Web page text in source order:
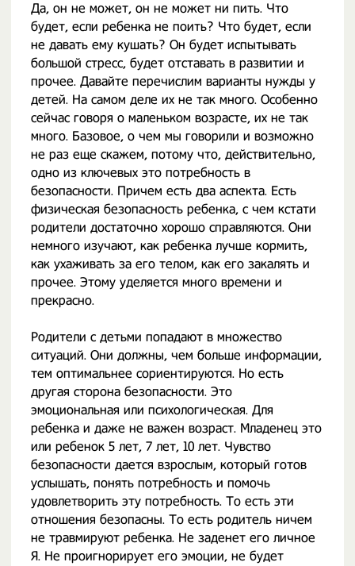
Да, он не может, он не может ни пить. Что
будет, если ребенка не поить? Что будет, если
не давать ему кушать? Он будет испытывать
большой стресс, будет отставать в развитии и
прочее. Давайте перечислим варианты нужды у
детей. На самом деле их не так много. Особенно
сейчас говоря о маленьком возрасте, их не так
много. Базовое, о чем мы говорили и возможно
не раз еще скажем, потому что, действительно,
одно из ключевых это потребность в
безопасности. Причем есть два аспекта. Есть
физическая безопасность ребенка, с чем кстати
родители достаточно хорошо справляются. Они
немного изучают, как ребенка лучше кормить,
как ухаживать за его телом, как его закалять и
прочее. Этому уделяется много времени и
прекрасно.
Родители с детьми попадают в множество
ситуаций. Они должны, чем больше информации,
тем оптимальнее сориентируются. Но есть
другая сторона безопасности. Это
эмоциональная или психологическая. Для
ребенка и даже не важен возраст. Младенец это
или ребенок 5 лет, 7 лет, 10 лет. Чувство
безопасности дается взрослым, который готов
услышать, понять потребность и помочь
удовлетворить эту потребность. То есть эти
отношения безопасны. То есть родитель ничем
не травмируют ребенка. Не заденет его личное
Я. Не проигнорирует его эмоции, не будет